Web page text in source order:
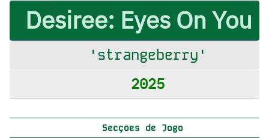
Desiree: Eyes On You
'strangeberry'
2025
Secções de Jogo